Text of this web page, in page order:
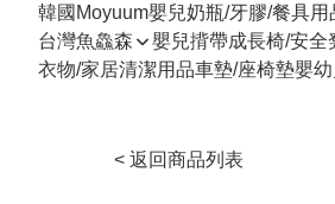
韓國Moyuum嬰兒奶瓶/牙膠/餐具用
台灣魚鱻森
嬰兒揹帶成長椅/安全
衣物/家居清潔用品車墊/座椅墊嬰
< 返回商品列表